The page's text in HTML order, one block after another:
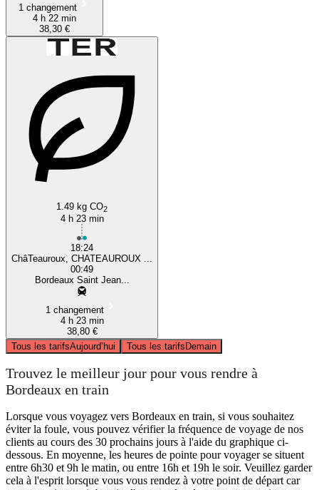
1 changement
4 h 22 min
38,30 €
1.49 kg CO2
4 h 23 min
18:24
ChâTeauroux, CHATEAUROUX ...
00:49
Bordeaux Saint Jean...
1 changement
4 h 23 min
38,80 €
Tous les tarifsAujourd’hui Tous les tarifsDemain
Trouvez le meilleur jour pour vous rendre à
Bordeaux en train
Lorsque vous voyagez vers Bordeaux en train, si vous souhaitez
éviter la foule, vous pouvez vérifier la fréquence de voyage de nos
clients au cours des 30 prochains jours à l'aide du graphique ci-
dessous. En moyenne, les heures de pointe pour voyager se situent
entre 6h30 et 9h le matin, ou entre 16h et 19h le soir. Veuillez garder
cela à l'esprit lorsque vous vous rendez à votre point de départ car